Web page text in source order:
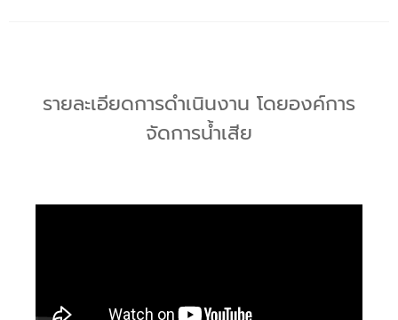
รายละเอียดการดำเนินงาน โดยองค์การ
จัดการน้ำเสีย